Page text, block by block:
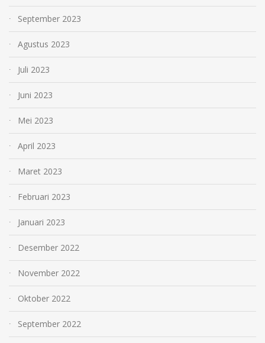
September 2023
Agustus 2023
Juli 2023
Juni 2023
Mei 2023
April 2023
Maret 2023
Februari 2023
Januari 2023
Desember 2022
November 2022
Oktober 2022
September 2022